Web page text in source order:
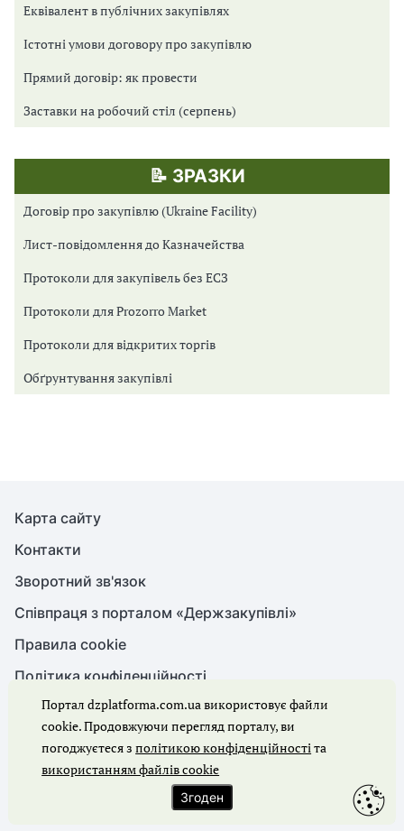
Еквівалент в публічних закупівлях
Істотні умови договору про закупівлю
Прямий договір: як провести
Заставки на робочий стіл (серпень)
📝 ЗРАЗКИ
Договір про закупівлю (Ukraine Facility)
Лист-повідомлення до Казначейства
Протоколи для закупівель без ЕСЗ
Протоколи для Prozorro Market
Протоколи для відкритих торгів
Обґрунтування закупівлі
Карта сайту
Контакти
Зворотний зв'язок
Співпраця з порталом «Держзакупівлі»
Правила cookie
Політика конфіденційності
© Держзакупівлі, 2026. Усі права захищено
Ми в соцмережах
Портал dzplatforma.com.ua використовує файли
cookie. Продовжуючи перегляд порталу, ви
погоджуєтеся зполітикою конфіденційностіта
використанням файлів cookie
Згоден